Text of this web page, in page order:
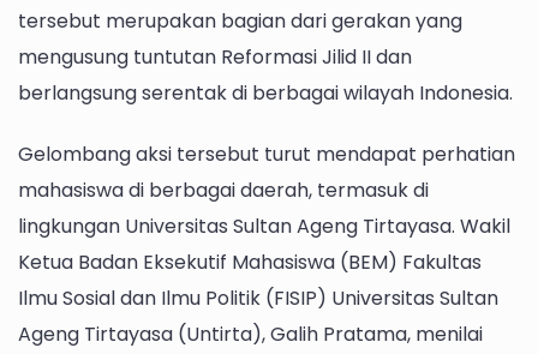
tersebut merupakan bagian dari gerakan yang
mengusung tuntutan Reformasi Jilid II dan
berlangsung serentak di berbagai wilayah Indonesia.
Gelombang aksi tersebut turut mendapat perhatian
mahasiswa di berbagai daerah, termasuk di
lingkungan Universitas Sultan Ageng Tirtayasa. Wakil
Ketua Badan Eksekutif Mahasiswa (BEM) Fakultas
Ilmu Sosial dan Ilmu Politik (FISIP) Universitas Sultan
Ageng Tirtayasa (Untirta), Galih Pratama, menilai